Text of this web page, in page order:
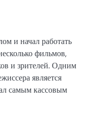
и начал работать
фильмов,
и зрителей. Одним
является
самым кассовым